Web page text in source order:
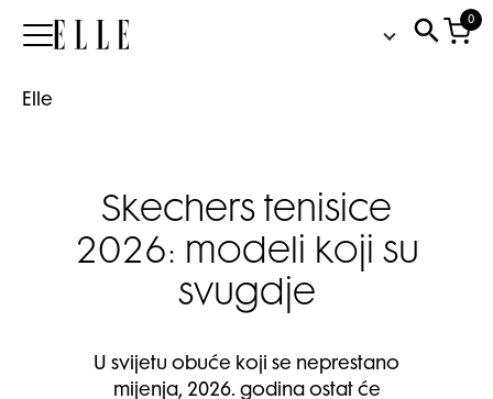
Elle
0
Elle
Skechers tenisice
2026: modeli koji su
svugdje
U svijetu obuće koji se neprestano
mijenja, 2026. godina ostat će